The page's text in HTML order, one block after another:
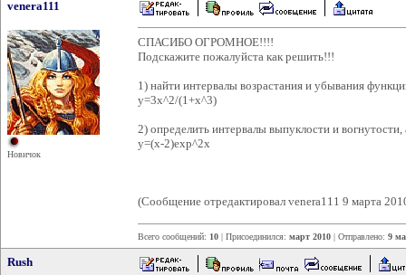
venera111
Новичок
СПАСИБО ОГРОМНОЕ!!!!
Подскажите пожалуйста как решить!!!
1) найти интервалы возрастания и убывания
y=3x^2/(1+x^3)
2) определить интервалы выпуклости и
y=(x-2)exp^2x
(Сообщение отредактировал venera111 9 марта
Всего сообщений: 10 | Присоединился: март 2010 | Отправлено: 9
Rush